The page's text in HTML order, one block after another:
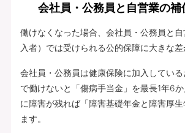
会社員・公務員と自営業の補
働けなくなった場合、会社員・公務員と
入者）では受けられる公的保障に大きな差
会社員・公務員は健康保険に加入してい
で働けないと「傷病手当金」を最長1年6
に障害が残れば「障害基礎年金と障害厚
ます。